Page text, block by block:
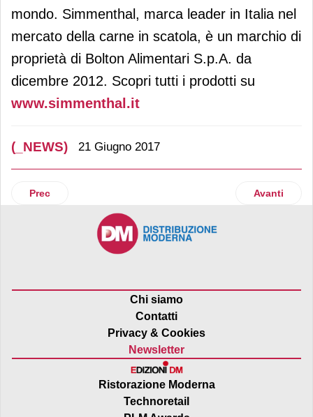
mondo. Simmenthal, marca leader in Italia nel
mercato della carne in scatola, è un marchio di
proprietà di Bolton Alimentari S.p.A. da
dicembre 2012. Scopri tutti i prodotti su
www.simmenthal.it
(_NEWS) 21 Giugno 2017
Articolo precedente: Cigierre apre due ristoranti a Modena
Prec Articolo
Avanti
Chi siamo
Contatti
Privacy & Cookies
Newsletter
Ristorazione Moderna
Technoretail